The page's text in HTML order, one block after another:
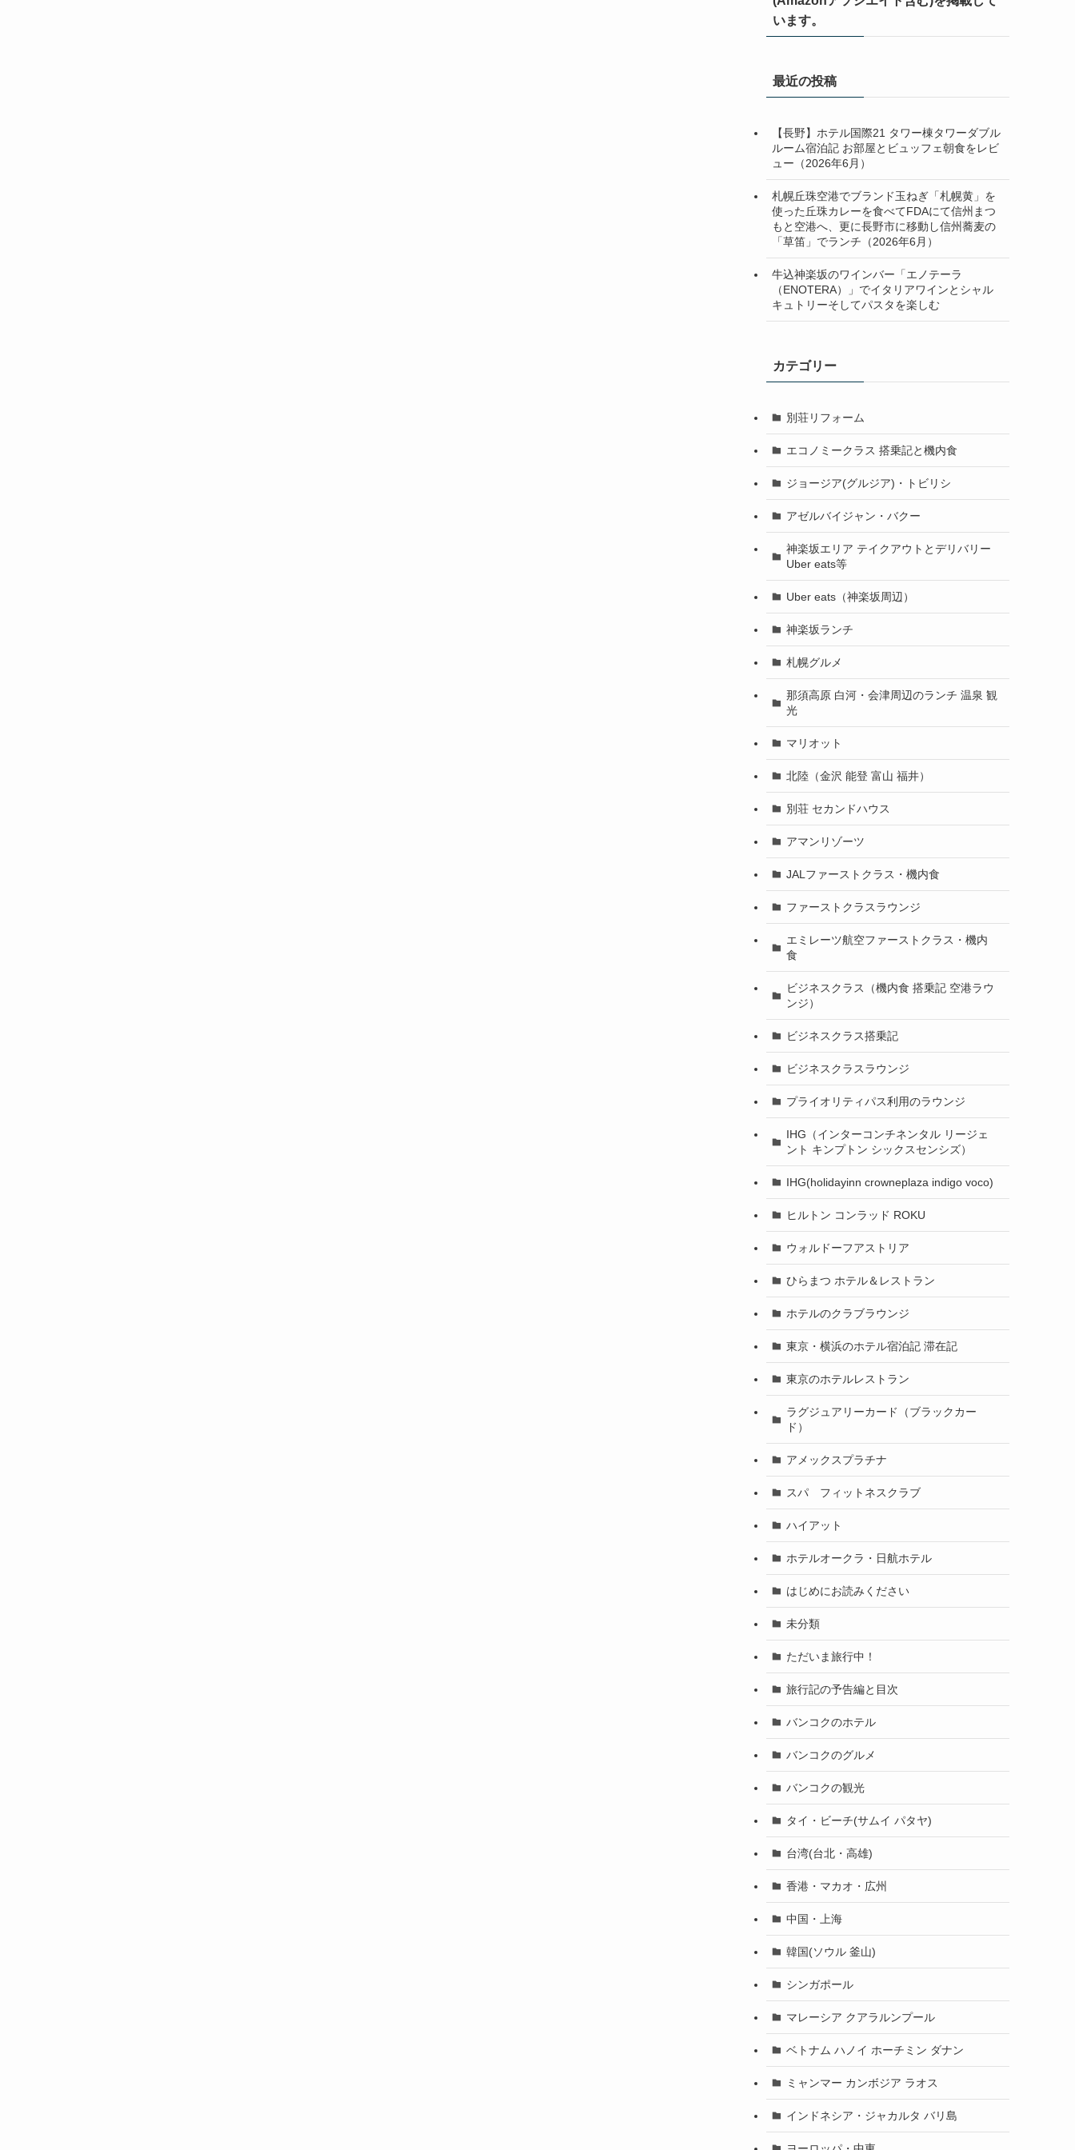
います。
最近の投稿
【長野】ホテル国際21 タワー棟タワーダブル
ルーム宿泊記 お部屋とビュッフェ朝食をレビ
ュー（2026年6月）
札幌丘珠空港でブランド玉ねぎ「札幌黄」を
使った丘珠カレーを食べてFDAにて信州まつ
もと空港へ、更に長野市に移動し信州蕎麦の
「草笛」でランチ（2026年6月）
牛込神楽坂のワインバー「エノテーラ
（ENOTERA）」でイタリアワインとシャル
キュトリーそしてパスタを楽しむ
カテゴリー
別荘リフォーム
エコノミークラス 搭乗記と機内食
ジョージア(グルジア)・トビリシ
アゼルバイジャン・バクー
神楽坂エリア テイクアウトとデリバリー
Uber eats等
Uber eats（神楽坂周辺）
神楽坂ランチ
札幌グルメ
那須高原 白河・会津周辺のランチ 温泉 観
光
マリオット
北陸（金沢 能登 富山 福井）
別荘 セカンドハウス
アマンリゾーツ
JALファーストクラス・機内食
ファーストクラスラウンジ
エミレーツ航空ファーストクラス・機内
食
ビジネスクラス（機内食 搭乗記 空港ラウ
ンジ）
ビジネスクラス搭乗記
ビジネスクラスラウンジ
プライオリティパス利用のラウンジ
IHG（インターコンチネンタル リージェ
ント キンプトン シックスセンシズ）
IHG(holidayinn crowneplaza indigo voco)
ヒルトン コンラッド ROKU
ウォルドーフアストリア
ひらまつ ホテル＆レストラン
ホテルのクラブラウンジ
東京・横浜のホテル宿泊記 滞在記
東京のホテルレストラン
ラグジュアリーカード（ブラックカー
ド）
アメックスプラチナ
スパ フィットネスクラブ
ハイアット
ホテルオークラ・日航ホテル
はじめにお読みください
未分類
ただいま旅行中！
旅行記の予告編と目次
バンコクのホテル
バンコクのグルメ
バンコクの観光
タイ・ビーチ(サムイ パタヤ)
台湾(台北・高雄)
香港・マカオ・広州
中国・上海
韓国(ソウル 釜山)
シンガポール
マレーシア クアラルンプール
ベトナム ハノイ ホーチミン ダナン
ミャンマー カンボジア ラオス
インドネシア・ジャカルタ バリ島